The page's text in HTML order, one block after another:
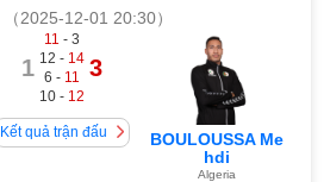
（2025-12-01 20:30）
1
11 - 3
12 - 14
6 - 11
10 - 12
3
Kết quả trận đấu
BOULOUSSA Me
hdi
Algeria